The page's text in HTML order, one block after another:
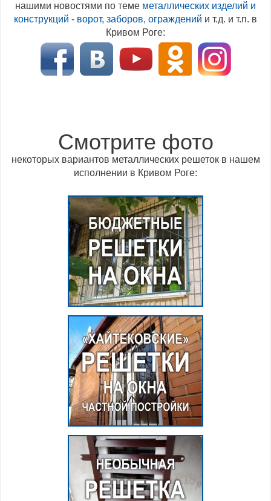
нашими новостями по теме металлических изделий и
конструкций - ворот, заборов, ограждений и т.д. и т.п. в
Кривом Роге:
Смотрите фото
некоторых вариантов металлических решеток в нашем
исполнении в Кривом Роге: